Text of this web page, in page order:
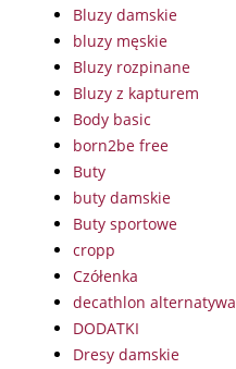
Bluzy damskie
bluzy męskie
Bluzy rozpinane
Bluzy z kapturem
Body basic
born2be free
Buty
buty damskie
Buty sportowe
cropp
Czółenka
decathlon alternatywa
DODATKI
Dresy damskie